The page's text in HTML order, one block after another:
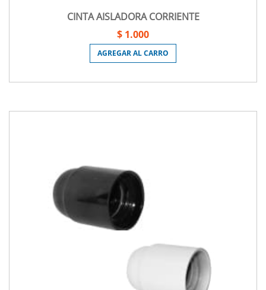
CINTA AISLADORA CORRIENTE
$ 1.000
AGREGAR AL CARRO